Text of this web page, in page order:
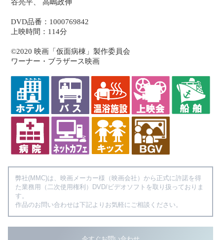
谷亮平、 高嶋政伸
DVD品番：1000769842
上映時間：114分
©2020 映画「仮面病棟」製作委員会
ワーナー・ブラザース映画
弊社(MMC)は、映画メーカー様（映画会社）から正式に許諾を得
た業務用（二次使用権利）DVD/ビデオソフトを取り扱っておりま
す。
作品のお問い合わせは下記よりお気軽にご相談ください。